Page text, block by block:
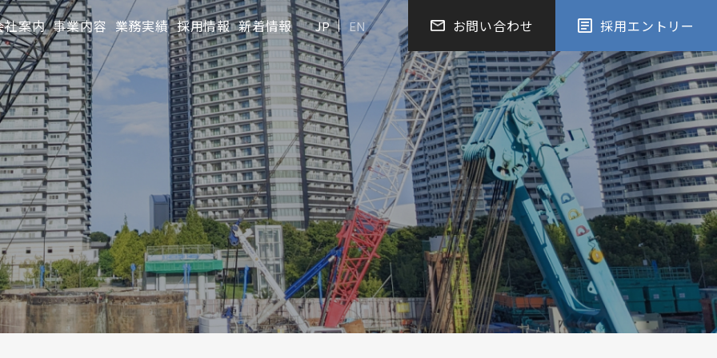
社案内 事業内容 業務実績 採用情報 新着情報 EN
JP お問い合わせ 採用エントリー